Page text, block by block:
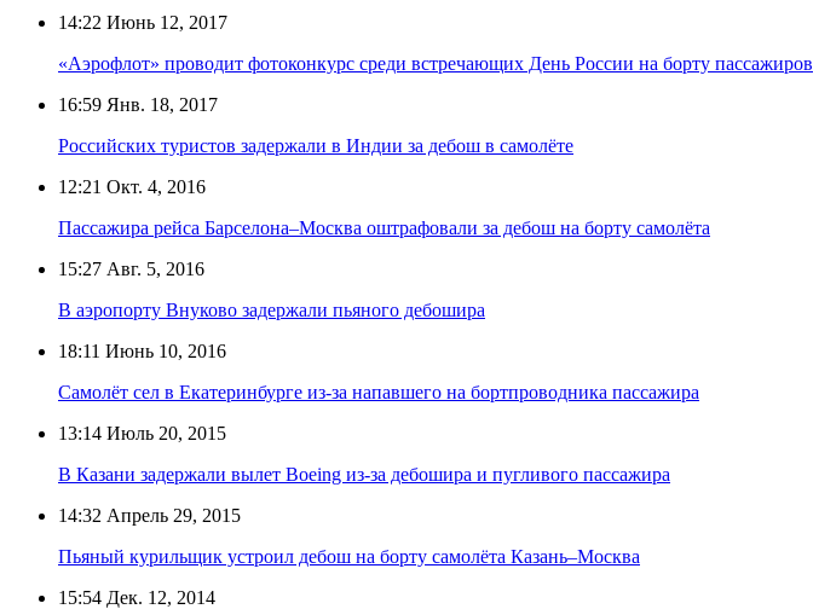
14:22 Июнь 12, 2017
«Аэрофлот» проводит фотоконкурс среди встречающих День России на борту пассажиров
16:59 Янв. 18, 2017
Российских туристов задержали в Индии за дебош в самолёте
12:21 Окт. 4, 2016
Пассажира рейса Барселона–Москва оштрафовали за дебош на борту самолёта
15:27 Авг. 5, 2016
В аэропорту Внуково задержали пьяного дебошира
18:11 Июнь 10, 2016
Самолёт сел в Екатеринбурге из-за напавшего на бортпроводника пассажира
13:14 Июль 20, 2015
В Казани задержали вылет Boeing из-за дебошира и пугливого пассажира
14:32 Апрель 29, 2015
Пьяный курильщик устроил дебош на борту самолёта Казань–Москва
15:54 Дек. 12, 2014